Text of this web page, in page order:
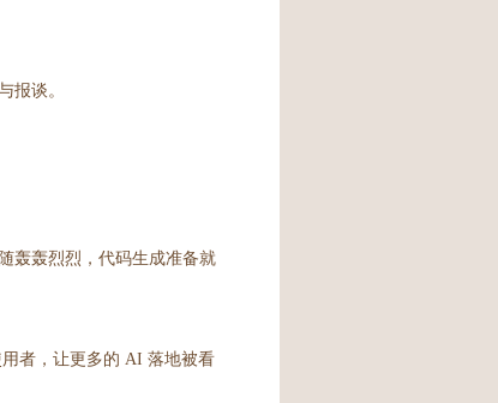
报谈。
轰轰烈烈，代码生成准备就
者，让更多的 AI 落地被看